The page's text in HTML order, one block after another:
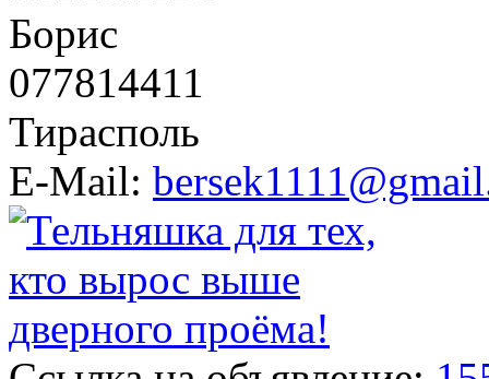
Борис
077814411
Тирасполь
E-Mail: